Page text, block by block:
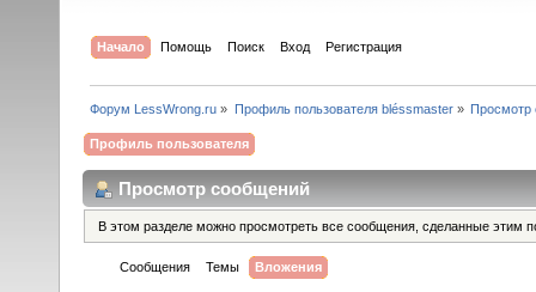
Начало Помощь Поиск Вход Регистрация
Форум LessWrong.ru » Профиль пользователя bléssmaster» Просмотр
Профиль пользователя
Просмотр сообщений
В этом разделе можно просмотреть все сообщения, сделанные этим
Сообщения Темы Вложения